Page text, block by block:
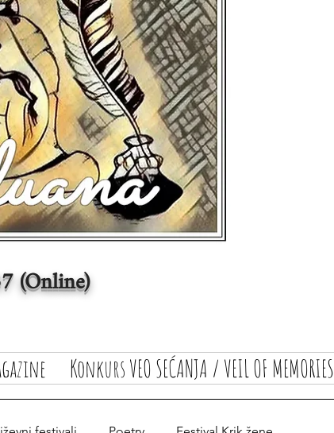
(Online)
Konkurs VEO SEĆANJA / VEIL OF MEMORIES